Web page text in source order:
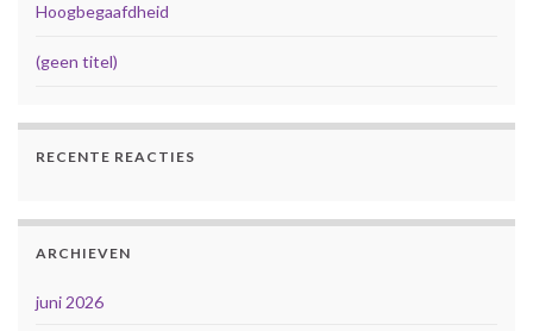
Hoogbegaafdheid
(geen titel)
RECENTE REACTIES
ARCHIEVEN
juni 2026